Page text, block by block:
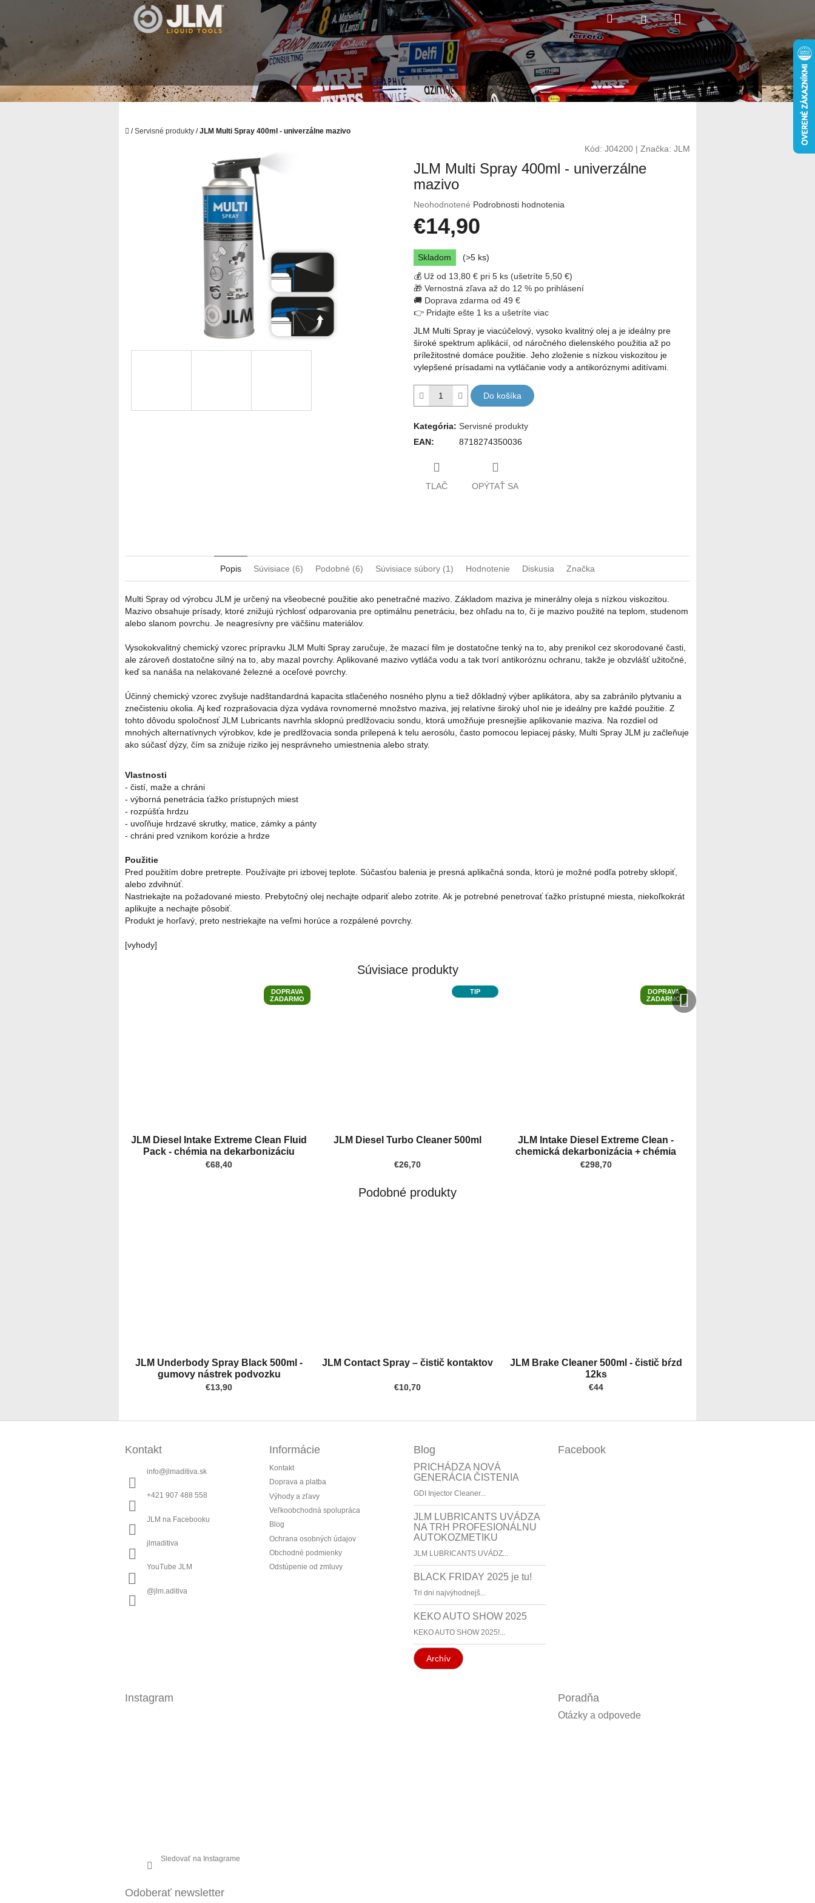
obsah
HľadaťPrihlásenieNákupný
košík
Domov
/ Servisné produkty / JLM Multi Spray 400ml - univerzálne mazivo
Kód: J04200 | Značka: JLM
JLM Multi Spray 400ml - univerzálne
mazivo
Priemerné
hodnotenie
produktu
0,0
z
5
hviezdičiek.
Neohodnotené Podrobnosti hodnotenia
€14,90
Jednotková
cena:
Skladom
(>5 ks)
💰 Už od 13,80 € pri 5 ks (ušetríte 5,50 €)
🎁 Vernostná zľava až do 12 % po prihlásení
🚚 Doprava zdarma od 49 €
👉 Pridajte ešte 1 ks a ušetríte viac
JLM Multi Spray je viacúčelový, vysoko kvalitný olej a je ideálny pre
široké spektrum aplikácií, od náročného dielenského použitia až po
príležitostné domáce použitie. Jeho zloženie s nízkou viskozitou je
vylepšené prísadami na vytláčanie vody a antikoróznymi aditívami.
Do košíka
Kategória: Servisné produkty
EAN: 8718274350036
TLAČ OPÝTAŤ SA
Popis Súvisiace (6) Podobné (6) Súvisiace súbory (1) Hodnotenie Diskusia Značka
Multi Spray od výrobcu JLM je určený na všeobecné použitie ako penetračné mazivo. Základom maziva je minerálny oleja s nízkou viskozitou.
Mazivo obsahuje prísady, ktoré znižujú rýchlosť odparovania pre optimálnu penetráciu, bez ohľadu na to, či je mazivo použité na teplom, studenom
alebo slanom povrchu. Je neagresívny pre väčšinu materiálov.
Vysokokvalitný chemický vzorec prípravku JLM Multi Spray zaručuje, že mazací film je dostatočne tenký na to, aby prenikol cez skorodované časti,
ale zároveň dostatočne silný na to, aby mazal povrchy. Aplikované mazivo vytláča vodu a tak tvorí antikoróznu ochranu, takže je obzvlášť užitočné,
keď sa nanáša na nelakované železné a oceľové povrchy.
Účinný chemický vzorec zvyšuje nadštandardná kapacita stlačeného nosného plynu a tiež dôkladný výber aplikátora, aby sa zabránilo plytvaniu a
znečisteniu okolia. Aj keď rozprašovacia dýza vydáva rovnomerné množstvo maziva, jej relatívne široký uhol nie je ideálny pre každé použitie. Z
tohto dôvodu spoločnosť JLM Lubricants navrhla sklopnú predlžovaciu sondu, ktorá umožňuje presnejšie aplikovanie maziva. Na rozdiel od
mnohých alternatívnych výrobkov, kde je predlžovacia sonda prilepená k telu aerosólu, často pomocou lepiacej pásky, Multi Spray JLM ju začleňuje
ako súčasť dýzy, čím sa znižuje riziko jej nesprávneho umiestnenia alebo straty.
Vlastnosti
- čistí, maže a chráni
- výborná penetrácia ťažko prístupných miest
- rozpúšťa hrdzu
- uvoľňuje hrdzavé skrutky, matice, zámky a pánty
- chráni pred vznikom korózie a hrdze
Použitie
Pred použitím dobre pretrepte. Používajte pri izbovej teplote. Súčasťou balenia je presná aplikačná sonda, ktorú je možné podľa potreby sklopiť,
alebo zdvihnúť.
Nastriekajte na požadované miesto. Prebytočný olej nechajte odpariť alebo zotrite. Ak je potrebné penetrovať ťažko prístupné miesta, niekoľkokrát
aplikujte a nechajte pôsobiť.
Produkt je horľavý, preto nestriekajte na veľmi horúce a rozpálené povrchy.
[vyhody]
Súvisiace produkty
DOPRAVA
ZADARMO
JLM Diesel Intake Extreme Clean Fluid
Pack - chémia na dekarbonizáciu
€68,40
TIP
JLM Diesel Turbo Cleaner 500ml
€26,70
DOPRAVA
ZADARMO
JLM Intake Diesel Extreme Clean -
chemická dekarbonizácia + chémia
€298,70
Ďalší
produkt
Podobné produkty
JLM Underbody Spray Black 500ml -
gumovy nástrek podvozku
€13,90
JLM Contact Spray – čistič kontaktov
€10,70
JLM Brake Cleaner 500ml - čistič bŕzd
12ks
€44
Ďalší
produkt
Kontakt
info@jlmaditiva.sk
+421 907 488 558
JLM na Facebooku
jlmaditiva
YouTube JLM
@jlm.aditiva
Informácie
Kontakt
Doprava a platba
Výhody a zľavy
Veľkoobchodná spolupráca
Blog
Ochrana osobných údajov
Obchodné podmienky
Odstúpenie od zmluvy
Blog
PRICHÁDZA NOVÁ
GENERÁCIA ČISTENIA
GDI Injector Cleaner...
JLM LUBRICANTS UVÁDZA
NA TRH PROFESIONÁLNU
AUTOKOZMETIKU
JLM LUBRICANTS UVÁDZ...
BLACK FRIDAY 2025 je tu!
Tri dni najvýhodnejš...
KEKO AUTO SHOW 2025
KEKO AUTO SHOW 2025!...
Archív
Facebook
Instagram
Sledovať na Instagrame
Poradňa
Otázky a odpovede
Odoberať newsletter